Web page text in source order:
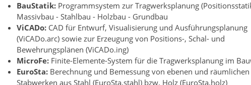
BauStatik: Programmsystem zur Tragwerksplanung
Massivbau - Stahlbau - Holzbau - Grundbau
ViCADo: CAD für Entwurf, Visualisierung und Ausführungsplanung
(ViCADo.arc) sowie zur Erzeugung von Positions-, Schal- und
Bewehrungsplänen (ViCADo.ing)
MicroFe: Finite-Elemente-System für die Tragwerksplanung im
EuroSta: Berechnung und Bemessung von ebenen und räumlichen
Stabwerken aus Stahl (EuroSta.stahl) bzw. Holz (EuroSta.holz)